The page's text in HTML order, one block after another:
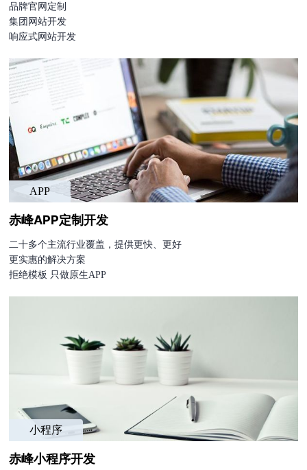
品牌官网定制
集团网站开发
响应式网站开发
APP
赤峰APP定制开发
二十多个主流行业覆盖，提供更快、更好
更实惠的解决方案
拒绝模板 只做原生APP
小程序
赤峰小程序开发